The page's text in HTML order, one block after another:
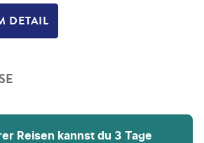
DETAIL
Reisen kannst du 3 Tage